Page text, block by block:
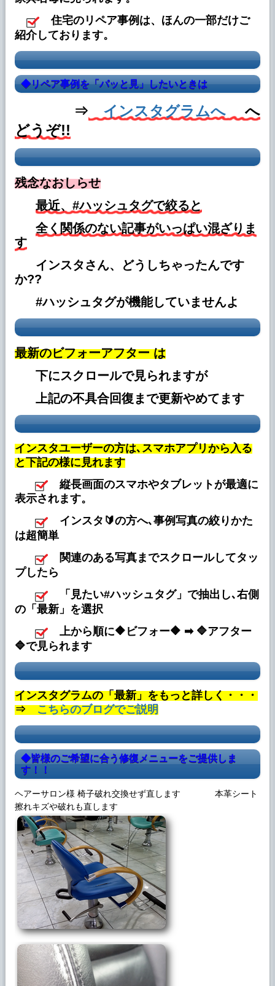
2026年5月5日
ブログに 「◆プジョーRCZのヘッドライト
2026年4月22日
ブログに 「◆アルマイトホイールリペア」
を追加しました。
2026年4月19日
ブログに 「◆ダッシュボードキズのリペ
ブログに 「◆VWホイールのリペア」を追加
しました。
2026年3月21日
ブログに 「◆ソファー座面のリペア」を追
2026年2月16日より
★ダイヤモンドカットと歪み修正の価格及び作業
プランを改定します。
ブログに 「◆アウディS3 ヘッドライトリペ
ブログに 「◆CX-60 ハンドル擦れ事例」を
ブログに 「◆ハリアーシート 焦げ穴事例」
を追加しました。
2025年12月25日
ブログに 「◆ホイールのリペア事例、更新
中」を追加しました。
2025年11月22日
ブログに 「◆プジョー ヘッドライト事例」
を追加しました。
2025年11月12日
ブログに 「◆ボルボ ヘッドライト事例」を
追加しました。
2025年10月25日
ブログに 「◆アウディA5ヘッドライト事
例」を追加しました。
2025年10月18日
しました。
2025年9月29日
ブログに 「◆ゴルフ ヘッドライト事例」を
2025年8月31日
ブログに 「◆ホイール リペア事例」を追加
しました。
2025年8月6日
ブログに 「◆リバースホイールリム傷」を
追加しました。
2025年8月1日
ブログに 「◆夏期休暇のお知らせ」を追加
しました。
2025年7月19日
ブログに 「◆ホイールガリ傷
を追加しました。
2025年6月30日
ブログに 「◆じゃぶじゃぶクリーン4」を追
加しました。
2025年6月29日
住宅のリペア事例は、ほんの一部だけご
紹介しております。
◆リペア事例を「パッと見」したいときは
⇒ インスタグラムへへ
どうぞ!!
残念なおしらせ
最近、#ハッシュタグで絞ると
全く関係のない記事がいっぱい混ざりま
す
インスタさん、どうしちゃったんです
か??
#ハッシュタグが機能していませんよ
最新のビフォーアフター は
下にスクロールで見られますが
上記の不具合回復まで更新やめてます
インスタユーザーの方は､スマホアプリから入る
と下記の様に見れます
縦長画面のスマホやタブレットが最適に
表示されます。
インスタ🔰の方へ､事例写真の絞りかた
は超簡単
関連のある写真までスクロールしてタッ
プしたら
「見たい#ハッシュタグ」で抽出し､右側
の「最新」を選択
上から順に🔶ビフォー🔶 ➡ 🔷アフター
🔷で見られます
インスタグラムの「最新」をもっと詳しく・・・
⇒こちらのブログでご説明
◆皆様のご希望に合う修復メニューをご提供しま
す！！
ヘアーサロン様 椅子破れ交換せず直します 本革シート
擦れキズや破れも直します